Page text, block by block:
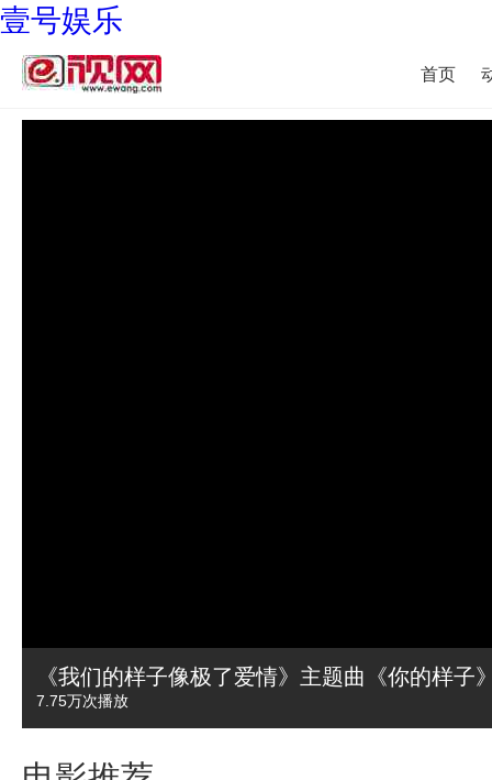
壹号娱乐
首页
《我们的样子像极了爱情》主题曲《你的样子
7.75万次播放